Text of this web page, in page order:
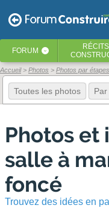
FORUM ‹ RÉCITS
Accueil Photos Photos par étapes
Toutes les photos
Photos et
salle à
foncé
Trouvez des idées en